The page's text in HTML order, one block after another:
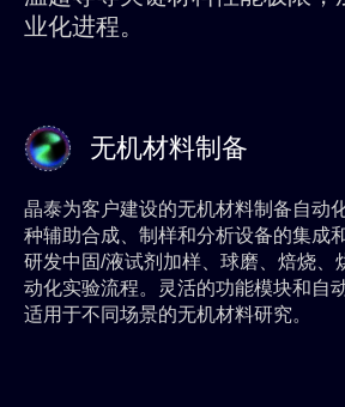
业化进程。
无机材料制备
晶泰为客户建设的无机材料制备自动
种辅助合成、制样和分析设备的集成
研发中固/液试剂加样、球磨、焙烧、
动化实验流程。灵活的功能模块和自
适⽤于不同场景的无机材料研究。